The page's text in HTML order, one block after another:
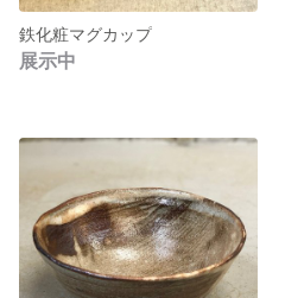
鉄化粧マグカップ
展示中